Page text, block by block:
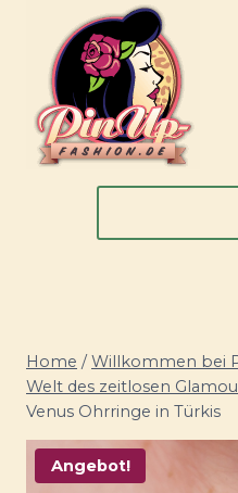
springen
Home / Willkommen bei
Welt des zeitlosen
Venus Ohrringe in Türkis
Angebot!